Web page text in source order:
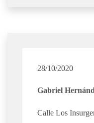
28/10/2020
Gabriel
Calle Los